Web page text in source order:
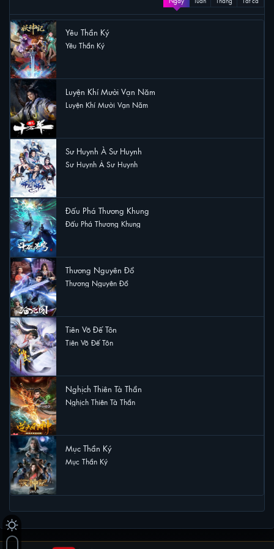
Yêu Thần Ký
Yêu Thần Ký
Luyện Khí Mười Vạn Năm
Luyện Khí Mười Vạn Năm
Sư Huynh À Sư Huynh
Sư Huynh À Sư Huynh
Đấu Phá Thương Khung
Đấu Phá Thương Khung
Thương Nguyên Đồ
Thương Nguyên Đồ
Tiên Võ Đế Tôn
Tiên Võ Đế Tôn
Nghịch Thiên Tà Thần
Nghịch Thiên Tà Thần
Mục Thần Ký
Mục Thần Ký